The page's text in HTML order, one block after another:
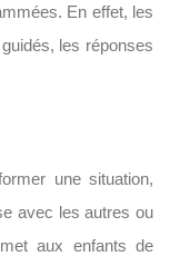
En effet, les
les réponses
une situation,
avec les autres ou
aux enfants de